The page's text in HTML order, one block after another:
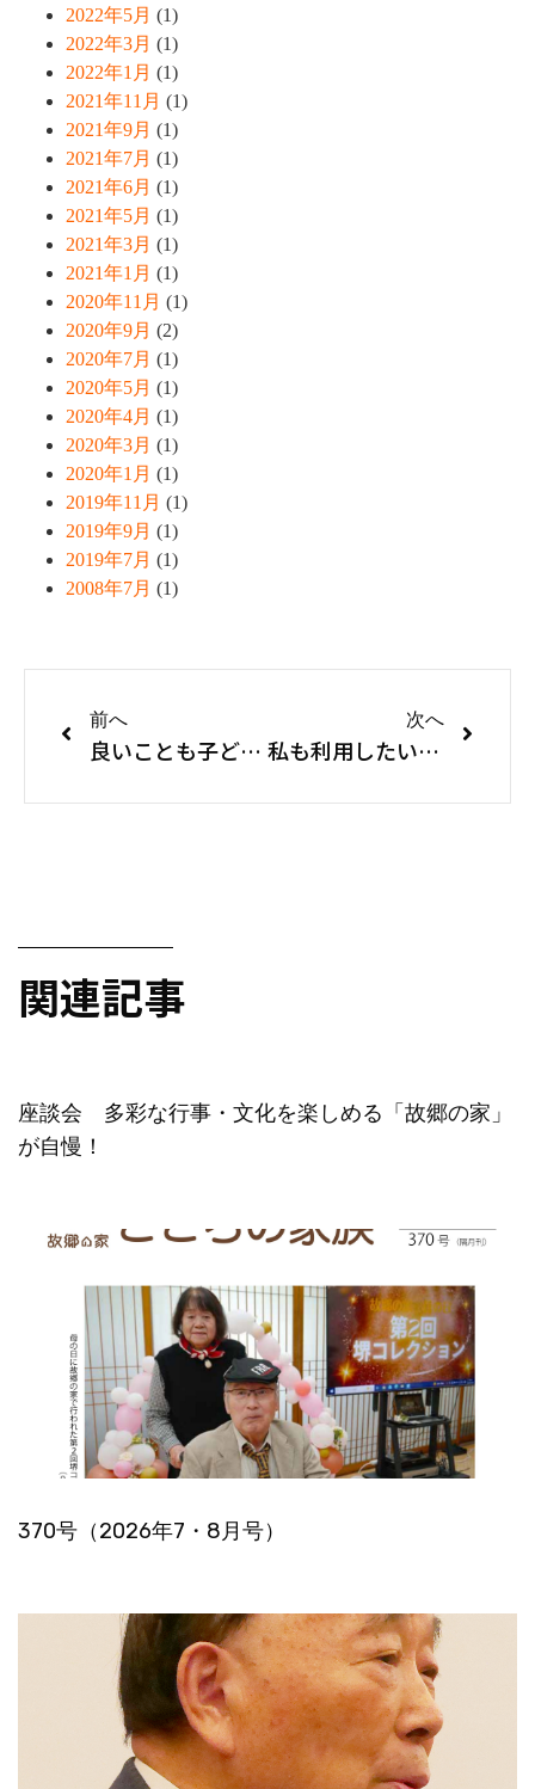
2022年5月 (1)
2022年3月 (1)
2022年1月 (1)
2021年11月 (1)
2021年9月 (1)
2021年7月 (1)
2021年6月 (1)
2021年5月 (1)
2021年3月 (1)
2021年1月 (1)
2020年11月 (1)
2020年9月 (2)
2020年7月 (1)
2020年5月 (1)
2020年4月 (1)
2020年3月 (1)
2020年1月 (1)
2019年11月 (1)
2019年9月 (1)
2019年7月 (1)
2008年7月 (1)
前へ
良いことも子どもの頃から練習を
次へ
私も利用したい―菅原文太さんと故郷の家の36年
関連記事
座談会 多彩な行事・文化を楽しめる「故郷の家」
が自慢！
370号（2026年7・8月号）